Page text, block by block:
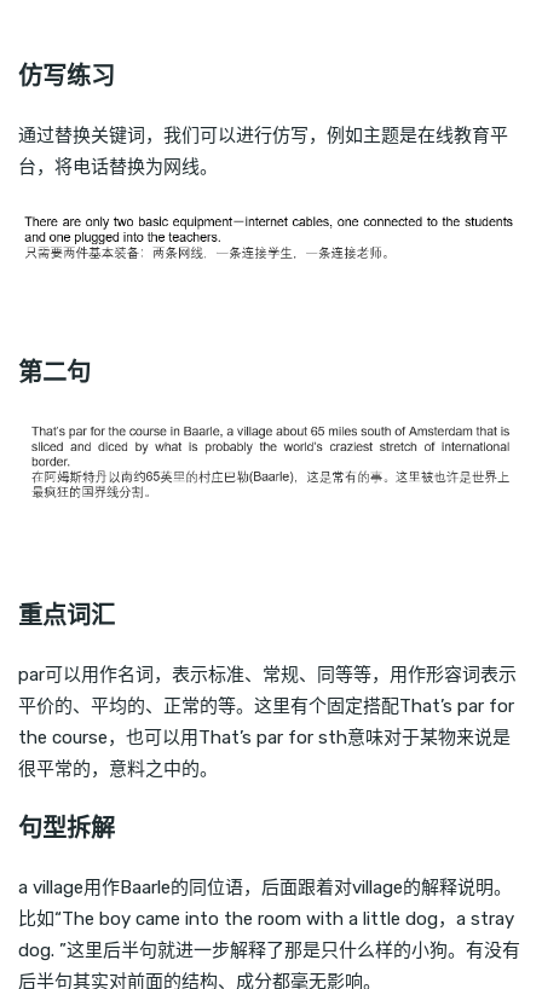
仿写练习
通过替换关键词，我们可以进行仿写，例如主题是在线教育平
台，将电话替换为网线。
第二句
重点词汇
par可以用作名词，表示标准、常规、同等等，用作形容词表示
平价的、平均的、正常的等。这里有个固定搭配That’s par for
the course，也可以用That’s par for sth意味对于某物来说是
很平常的，意料之中的。
句型拆解
a village用作Baarle的同位语，后面跟着对village的解释说明。
比如“The boy came into the room with a little dog，a stray
dog. ”这里后半句就进一步解释了那是只什么样的小狗。有没有
后半句其实对前面的结构、成分都毫无影响。